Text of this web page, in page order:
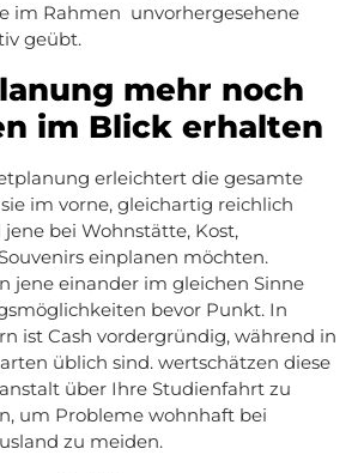
im Rahmen unvorhergesehene
geübt.
mehr noch
im Blick erhalten
erleichtert die gesamte
im vorne, gleichartig reichlich
bei Wohnstätte, Kost,
einplanen möchten.
jene einander im gleichen Sinne
bevor Punkt. In
ist Cash vordergründig, während in
üblich sind. wertschätzen diese
über Ihre Studienfahrt zu
um Probleme wohnhaft bei
zu meiden.